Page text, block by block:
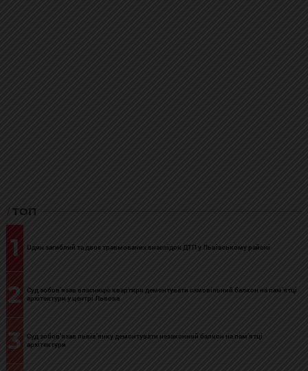
ТОП
1 Один загиблий та двоє травмованих внаслідок ДТП у Львівському районі
2
Суд зобов’язав власницю квартири демонтувати самовільний балкон на пам’ятці
архітектури у центрі Львова
3
Суд зобов’язав львів’янку демонтувати незаконний балкон на пам’ятці
архітектури